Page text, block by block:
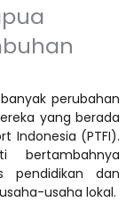
perubahan
yang berada
Indonesia (PTFI).
bertambahnya
pendidikan dan
usaha lokal.